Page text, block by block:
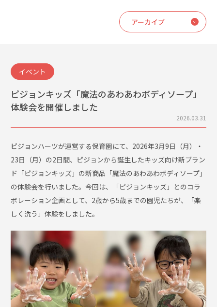
イベント
ピジョンキッズ「魔法のあわあわボディソープ」
体験会を開催しました
2026.03.31
ピジョンハーツが運営する保育園にて、2026年3月9日（月）・
23日（月）の2日間、ピジョンから誕生したキッズ向け新ブラン
ド「ピジョンキッズ」の新商品「魔法のあわあわボディソープ」
の体験会を行いました。今回は、「ピジョンキッズ」とのコラ
ボレーション企画として、2歳から5歳までの園児たちが、「楽
しく洗う」体験をしました。